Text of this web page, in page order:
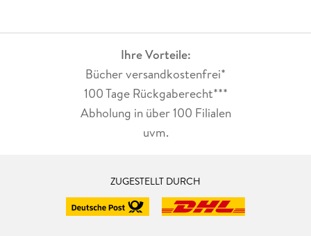
Ihre Vorteile:
Bücher versandkostenfrei*
100 Tage Rückgaberecht***
Abholung in über 100 Filialen
uvm.
ZUGESTELLT DURCH